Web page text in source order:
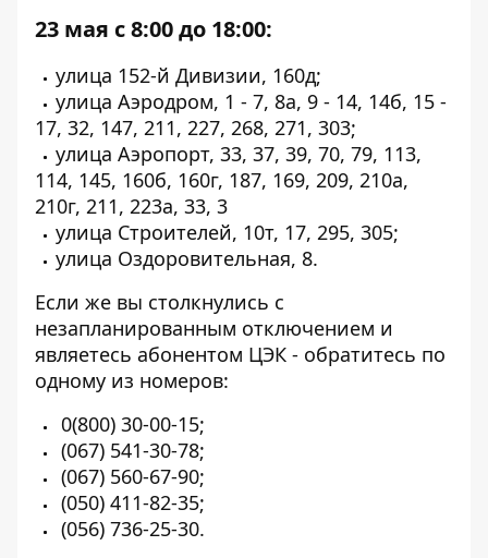
23 мая с 8:00 до 18:00:
улица 152-й Дивизии, 160д;
улица Аэродром, 1 - 7, 8а, 9 - 14, 14б, 15 -
17, 32, 147, 211, 227, 268, 271, 303;
улица Аэропорт, 33, 37, 39, 70, 79, 113,
114, 145, 160б, 160г, 187, 169, 209, 210а,
210г, 211, 223а, 33, 3
улица Строителей, 10т, 17, 295, 305;
улица Оздоровительная, 8.
Если же вы столкнулись с
незапланированным отключением и
являетесь абонентом ЦЭК - обратитесь по
одному из номеров:
0(800) 30-00-15;
(067) 541-30-78;
(067) 560-67-90;
(050) 411-82-35;
(056) 736-25-30.